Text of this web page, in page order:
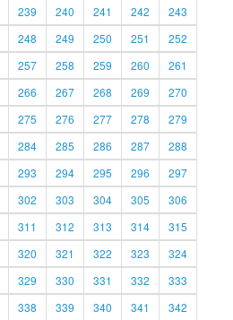
239 240 241 242
243
248 249 250 251
252
257 258 259 260
261
266 267 268 269
270
275 276 277 278
279
284 285 286 287
288
293 294 295 296
297
302 303 304 305
306
311 312 313 314
315
320 321 322 323
324
329 330 331 332
333
338 339 340 341 342